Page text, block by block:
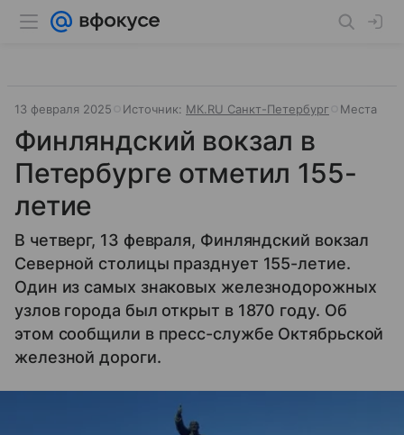
13 февраля 2025 Источник: МК.RU Санкт-Петербург Места
Финляндский вокзал в
Петербурге отметил 155-
летие
В четверг, 13 февраля, Финляндский вокзал
Северной столицы празднует 155-летие.
Один из самых знаковых железнодорожных
узлов города был открыт в 1870 году. Об
этом сообщили в пресс-службе Октябрьской
железной дороги.